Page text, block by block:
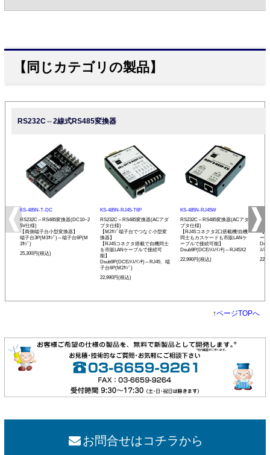
【同じカテゴリの製品】
RS232C⇔2線式RS485変換器
KS-485N-T-DC
RS232C⇔RS485変換器(DC10~2
5V仕様)
【両側端子台小型変換器】
端子台3P(M3ﾈｼﾞ)⇔端子台6P(M
3ﾈｼﾞ)
25,300円(税込)
KS-485N-RJ45-T6P
RS232C⇔RS485変換器(ACアダ
プタ仕様)
【M2ﾈｼﾞ端子台でつなぐ小型変
換器】
【RJ45コネクタ搭載で自機同士
を市販LANケーブルで接続可
能】
Dsub9P(DCE/ﾒｽ/ｲﾝﾁ)⇔RJ45、端
子台6P(M2ﾈｼﾞ)
22,990円(税込)
KS-485N-RJ45W
RS232C⇔RS485変換器(ACアダ
プタ仕様)
【RJ45コネクタ2口搭載機!自機
同士もカスケードも市販LANケ
ーブルで接続可能】
Dsub9P(DCE/ﾒｽ/ｲﾝﾁ)⇔RJ45X2
22,990円(税込)
【
ー
ｽ/ﾐﾘ)
↑ページTOPへ
お問合せはコチラから